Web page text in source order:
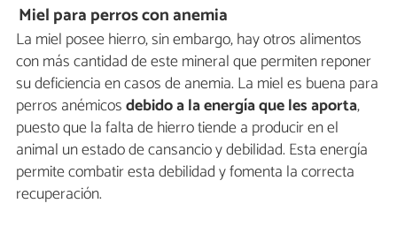
Miel para perros con anemia
La miel posee hierro, sin embargo, hay otros alimentos
con más cantidad de este mineral que permiten reponer
su deficiencia en casos de anemia. La miel es buena para
perros anémicosdebido a la energía que les aporta,
puesto que la falta de hierro tiende a producir en el
animal un estado de cansancio y debilidad. Esta energía
permite combatir esta debilidad y fomenta la correcta
recuperación.